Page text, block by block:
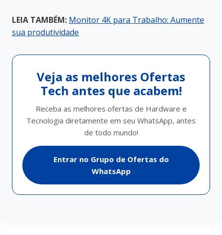
LEIA TAMBÉM: Monitor 4K para Trabalho: Aumente
sua produtividade
Veja as melhores Ofertas
Tech antes que acabem!
Receba as melhores ofertas de Hardware e
Tecnologia diretamente em seu WhatsApp, antes
de todo mundo!
Entrar no Grupo de Ofertas do
WhatsApp